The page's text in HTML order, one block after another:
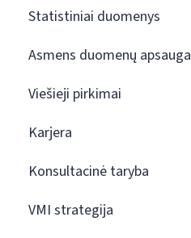
Statistiniai duomenys
Asmens duomenų apsauga
Viešieji pirkimai
Karjera
Konsultacinė taryba
VMI strategija